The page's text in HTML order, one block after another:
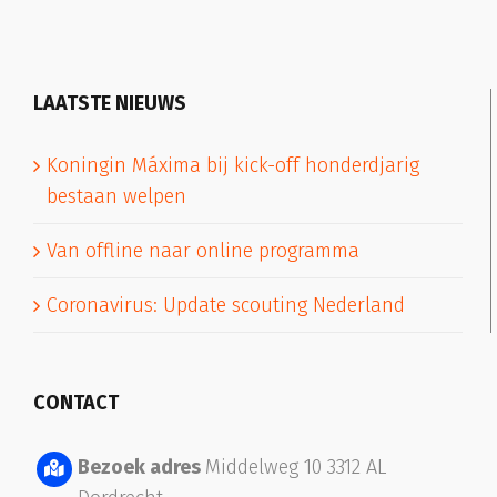
LAATSTE NIEUWS
Koningin Máxima bij kick-off honderdjarig
bestaan welpen
Van offline naar online programma
Coronavirus: Update scouting Nederland
CONTACT
Bezoek adres Middelweg 10 3312 AL